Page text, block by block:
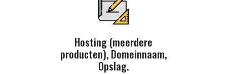
Hosting (meerdere
producten), Domeinnaam,
Opslag.